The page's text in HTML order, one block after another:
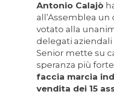
Antonio Calajò
all’Assemblea
votato alla
delegati aziendali
Senior mette su
speranza più
faccia marcia
vendita dei 15